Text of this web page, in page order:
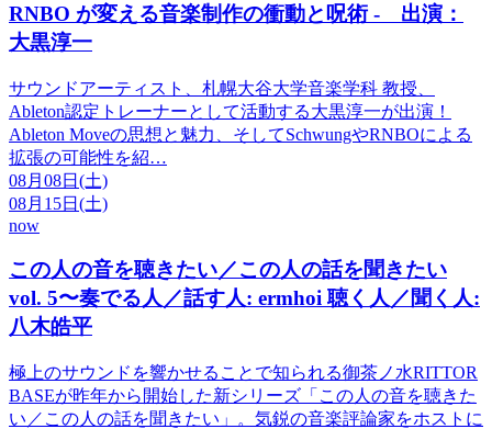
RNBO が変える音楽制作の衝動と呪術 - 出演：
大黒淳一
サウンドアーティスト、札幌大谷大学音楽学科 教授、
Ableton認定トレーナーとして活動する大黒淳一が出演！
Ableton Moveの思想と魅力、そしてSchwungやRNBOによる
拡張の可能性を紹…
08月 08日 (土)
08月 15日 (土)
now
この人の音を聴きたい／この人の話を聞きたい
vol. 5〜奏でる人／話す人: ermhoi 聴く人／聞く人:
八木皓平
極上のサウンドを響かせることで知られる御茶ノ水RITTOR
BASEが昨年から開始した新シリーズ「この人の音を聴きた
い／この人の話を聞きたい」。気鋭の音楽評論家をホストに